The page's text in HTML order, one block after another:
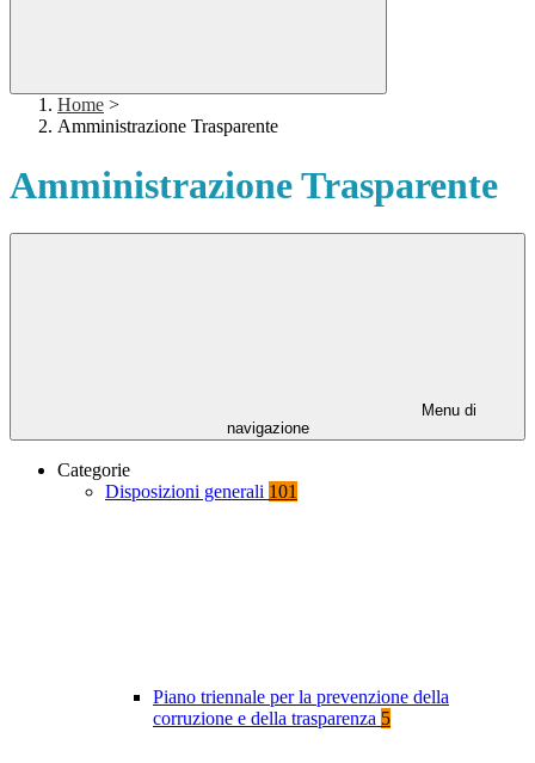
Home >
Amministrazione Trasparente
Amministrazione Trasparente
Menu di
navigazione
Categorie
Disposizioni generali 101
Piano triennale per la prevenzione della
corruzione e della trasparenza 5